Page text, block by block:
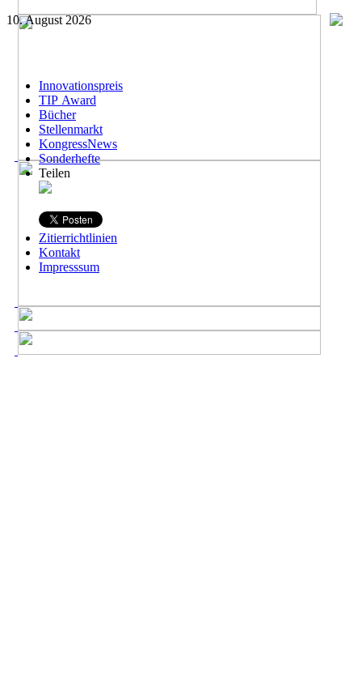
10. August 2026
Innovationspreis
TIP Award
Bücher
Stellenmarkt
KongressNews
Sonderhefte
Teilen
Zitierrichtlinien
Kontakt
Impresssum